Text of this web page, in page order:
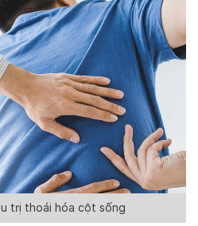
trị thoái hóa cột sống